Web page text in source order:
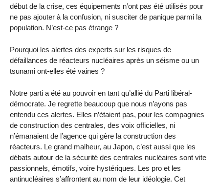
début de la crise, ces équipements n’ont pas été utilisés pour
ne pas ajouter à la confusion, ni susciter de panique parmi la
population. N’est-ce pas étrange ?
Pourquoi les alertes des experts sur les risques de
défaillances de réacteurs nucléaires après un séisme ou un
tsunami ont-elles été vaines ?
Notre parti a été au pouvoir en tant qu’allié du Parti libéral-
démocrate. Je regrette beaucoup que nous n’ayons pas
entendu ces alertes. Elles n’étaient pas, pour les compagnies
de construction des centrales, des voix officielles, ni
n’émanaient de l’agence qui gère la construction des
réacteurs. Le grand malheur, au Japon, c’est aussi que les
débats autour de la sécurité des centrales nucléaires sont vite
passionnels, émotifs, voire hystériques. Les pro et les
antinucléaires s’affrontent au nom de leur idéologie. Cet